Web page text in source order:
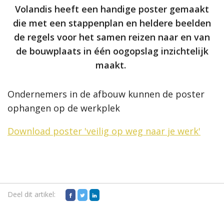
Volandis heeft een handige poster gemaakt
die met een stappenplan en heldere beelden
de regels voor het samen reizen naar en van
de bouwplaats in één oogopslag inzichtelijk
maakt.
Ondernemers in de afbouw kunnen de poster
ophangen op de werkplek
Download poster 'veilig op weg naar je werk'
Deel dit artikel: